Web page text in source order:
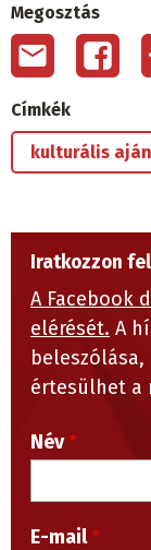
Megosztás
Címkék
kulturális
Iratkozzon
A Facebook
elérését. A
értesülhet a
Név
E-mail